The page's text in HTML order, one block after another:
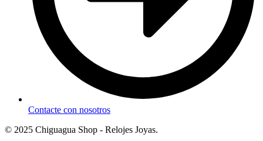
Contacte con nosotros
© 2025 Chiguagua Shop - Relojes Joyas.